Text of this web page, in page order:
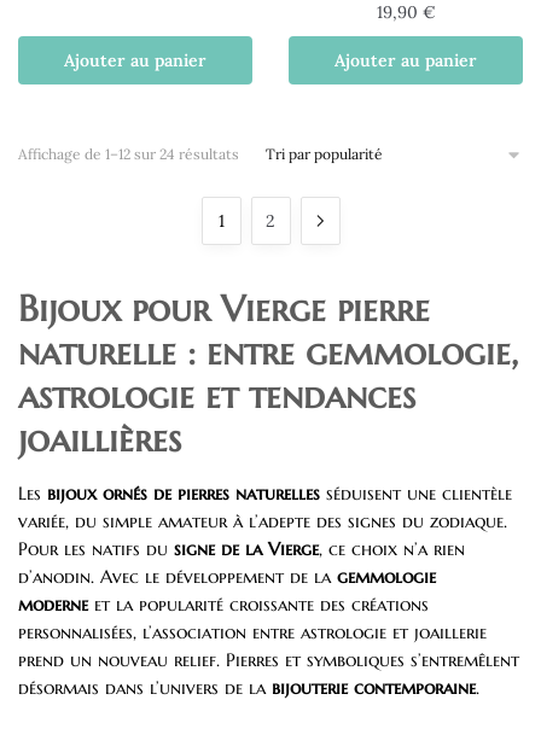
Ajouter au panier
19,90 €
Ajouter au panier
Affichage de 1–12 sur 24 résultats
popularité
1 2
Bijoux pour Vierge pierre
naturelle : entre gemmologie,
astrologie et tendances
joaillières
Les bijoux ornés de pierres naturelles séduisent une clientèle
variée, du simple amateur à l’adepte des signes du zodiaque.
Pour les natifs du signe de la Vierge, ce choix n’a rien
d’anodin. Avec le développement de la gemmologie
moderneet la popularité croissante des créations
personnalisées, l’association entre astrologie et joaillerie
prend un nouveau relief. Pierres et symboliques s’entremêlent
désormais dans l’univers de la bijouterie contemporaine.